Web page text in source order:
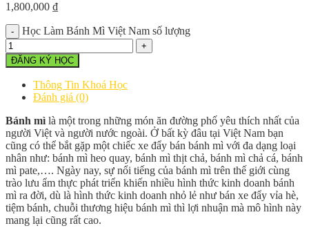
1,800,000 ₫
Học Làm Bánh Mì Việt Nam số lượng
ĐĂNG KÝ HỌC
Thông Tin Khoá Học
Đánh giá (0)
Bánh mì là một trong những món ăn đường phố yêu thích nhất của
người Việt và người nước ngoài. Ở bất kỳ đâu tại Việt Nam bạn
cũng có thể bắt gặp một chiếc xe đẩy bán bánh mì với đa dạng loại
nhân như: bánh mì heo quay, bánh mì thịt chả, bánh mì chả cá, bánh
mì pate,…. Ngày nay, sự nổi tiếng của bánh mì trên thế giới cùng
trào lưu ẩm thực phát triển khiến nhiều hình thức kinh doanh bánh
mì ra đời, dù là hình thức kinh doanh nhỏ lẻ như bán xe đẩy vỉa hè,
tiệm bánh, chuỗi thương hiệu bánh mì thì lợi nhuận mà mô hình này
mang lại cũng rất cao.